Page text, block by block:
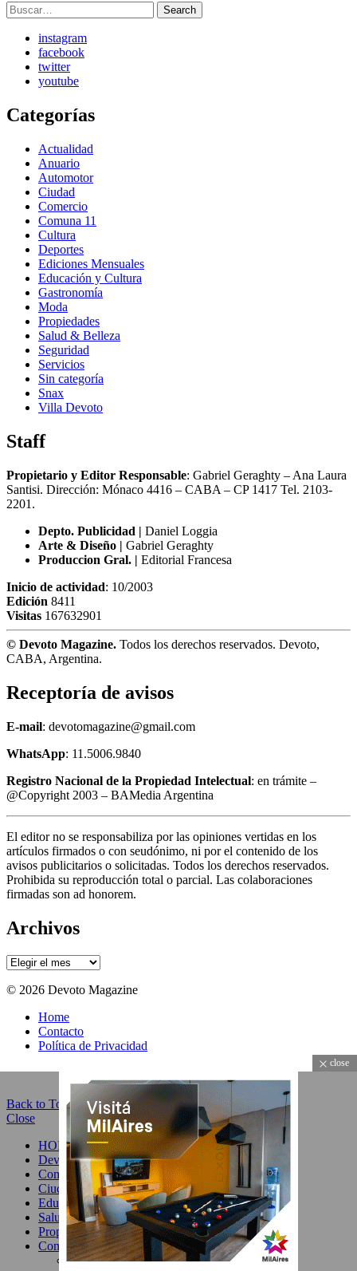
Search
for:
Search
instagram
facebook
twitter
youtube
Categorías
Actualidad
Anuario
Automotor
Ciudad
Comercio
Comuna 11
Cultura
Deportes
Ediciones Mensuales
Educación y Cultura
Gastronomía
Moda
Propiedades
Salud & Belleza
Seguridad
Servicios
Sin categoría
Snax
Villa Devoto
Staff
Propietario y Editor Responsable: Gabriel Geraghty – Ana Laura
Santisi. Dirección: Mónaco 4416 – CABA – CP 1417 Tel. 2103-
2201.
Depto. Publicidad | Daniel Loggia
Arte & Diseño | Gabriel Geraghty
Produccion Gral. | Editorial Francesa
Inicio de actividad: 10/2003
Edición 8411
Visitas 167632901
© Devoto Magazine. Todos los derechos reservados. Devoto,
CABA, Argentina.
Receptoría de avisos
E-mail: devotomagazine@gmail.com
WhatsApp: 11.5006.9840
Registro Nacional de la Propiedad Intelectual: en trámite –
@Copyright 2003 – BAMedia Argentina
El editor no se responsabiliza por las opiniones vertidas en los
artículos firmados o con seudónimo, ni por el contenido de los
avisos publicitarios o solicitadas. Todos los derechos reservados.
Prohibida su reproducción total o parcial. Las colaboraciones
firmadas son ad honorem.
Archivos
Archivos
© 2026 Devoto Magazine
Home
Contacto
Política de Privacidad
Back to Top
Close
HOME
Devoto
Comuna 11
Ciudad
Educación y Cultura
Salud & Belleza
Propiedades
Comercio
Gastronomía
close